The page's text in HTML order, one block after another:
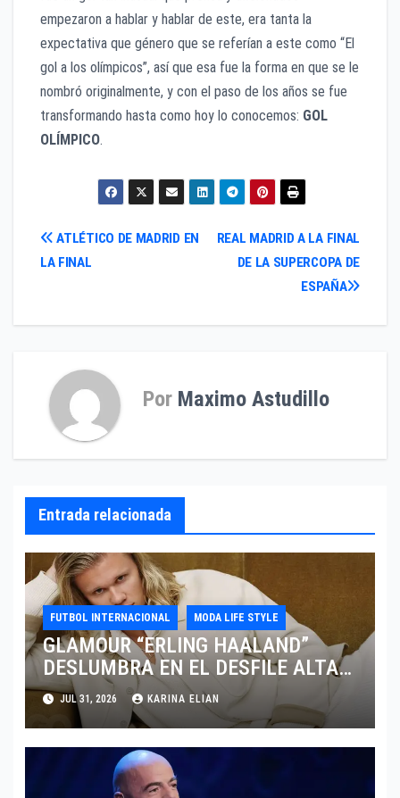
empezaron a hablar y hablar de este, era tanta la
expectativa que género que se referían a este como “El
gol a los olímpicos”, así que esa fue la forma en que se le
nombró originalmente, y con el paso de los años se fue
transformando hasta como hoy lo conocemos: GOL
OLÍMPICO.
Navegación
entradas
REAL MADRID A LA FINAL
DE LA SUPERCOPA DE
ESPAÑA
ATLÉTICO DE MADRID EN
LA FINAL
Por Maximo Astudillo
Entrada relacionada
FUTBOL INTERNACIONAL MODA LIFE STYLE
GLAMOUR “ERLING HAALAND”
DESLUMBRA EN EL DESFILE ALTA
SARTORIA DE DOLCE & GABBANA
TRAS EL MUNDIAL 2026
JUL 31, 2026 KARINA ELIAN